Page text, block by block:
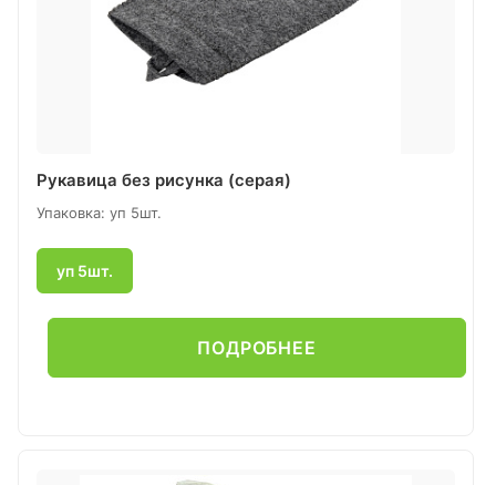
Рукавица без рисунка (серая)
Упаковка: уп 5шт.
уп 5шт.
ПОДРОБНЕЕ